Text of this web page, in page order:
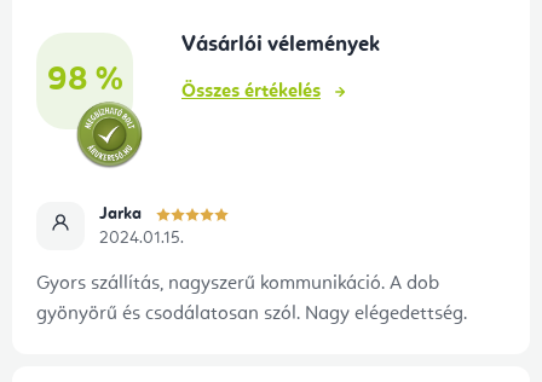
98 %
Vásárlói vélemények
Összes értékelés
Jarka
2024.01.15.
Gyors szállítás, nagyszerű kommunikáció. A dob
gyönyörű és csodálatosan szól. Nagy elégedettség.